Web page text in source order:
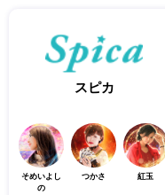
スピカ
そめいよし
の
つかさ 紅玉